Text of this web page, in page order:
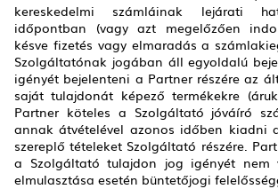
kereskedelmi számláinak lejárati
időpontban (vagy azt megelőzően
késve fizetés vagy elmaradás a
Szolgáltatónak jogában áll egyoldalú
igényét bejelenteni a Partner részére az
saját tulajdonát képező termékekre
Partner köteles a Szolgáltató jóváíró
annak átvételével azonos időben kiadni
szereplő tételeket Szolgáltató részére.
a Szolgáltató tulajdon jog igényét nem
elmulasztása esetén büntetőjogi